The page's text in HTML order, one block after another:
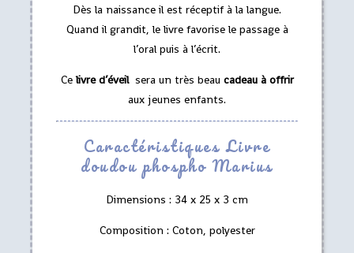
Dès la naissance il est réceptif à la langue.
Quand il grandit, le livre favorise le passage à
l’oral puis à l’écrit.
Ce livre d’éveilsera un très beau cadeau à offrir
aux jeunes enfants.
Caractéristiques Livre
doudou phospho Marius
Dimensions : 34 x 25 x 3 cm
Composition : Coton, polyester